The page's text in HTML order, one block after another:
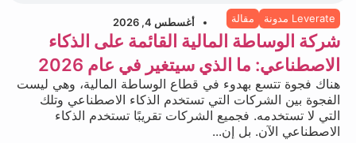
Leverate مدونة مقالة أغسطس 4, 2026
شركة الوساطة المالية القائمة على الذكاء
الاصطناعي: ما الذي سيتغير في عام 2026
هناك فجوة تتسع بهدوء في قطاع الوساطة المالية، وهي ليست
الفجوة بين الشركات التي تستخدم الذكاء الاصطناعي وتلك
التي لا تستخدمه. فجميع الشركات تقريبًا تستخدم الذكاء
الاصطناعي الآن. بل إن...